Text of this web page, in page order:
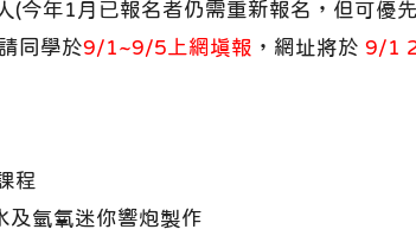
(今年1月已報名者仍需重新報名，但可優
同學於9/1~9/5上網填報 ，網址將於 9/1
程
及氫氧迷你響炮製作